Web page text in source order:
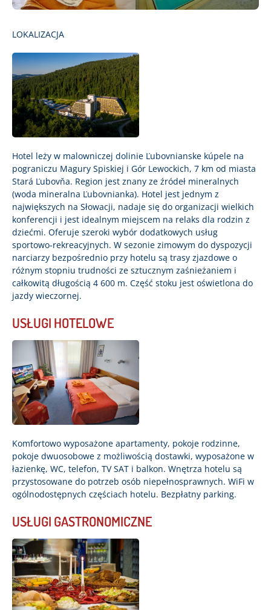
LOKALIZACJA
Hotel leży w malowniczej dolinie Ľubovnianske kúpele na
pograniczu Magury Spiskiej i Gór Lewockich, 7 km od miasta
Stará Ľubovňa. Region jest znany ze źródeł mineralnych
(woda mineralna Ľubovnianka). Hotel jest jednym z
największych na Słowacji, nadaje się do organizacji wielkich
konferencji i jest idealnym miejscem na relaks dla rodzin z
dziećmi. Oferuje szeroki wybór dodatkowych usług
sportowo-rekreacyjnych. W sezonie zimowym do dyspozycji
narciarzy bezpośrednio przy hotelu są trasy zjazdowe o
różnym stopniu trudności ze sztucznym zaśnieżaniem i
całkowitą długością 4 600 m. Część stoku jest oświetlona do
jazdy wieczornej.
USŁUGI HOTELOWE
Komfortowo wyposażone apartamenty, pokoje rodzinne,
pokoje dwuosobowe z możliwością dostawki, wyposażone w
łazienkę, WC, telefon, TV SAT i balkon. Wnętrza hotelu są
przystosowane do potrzeb osób niepełnosprawnych. WiFi w
ogólnodostępnych częściach hotelu. Bezpłatny parking.
USŁUGI GASTRONOMICZNE